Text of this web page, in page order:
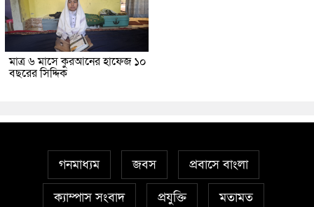
মাত্র ৬ মাসে কুরআনের হাফেজ ১০
বছরের সিদ্দিক
গনমাধ্যম জবস প্রবাসে বাংলা
ক্যাম্পাস সংবাদ প্রযুক্তি মতামত